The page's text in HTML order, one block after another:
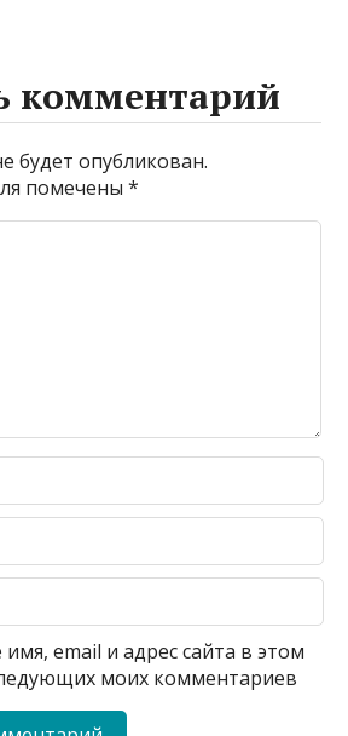
комментарий
будет опубликован.
помечены*
email и адрес сайта в этом
моих комментариев